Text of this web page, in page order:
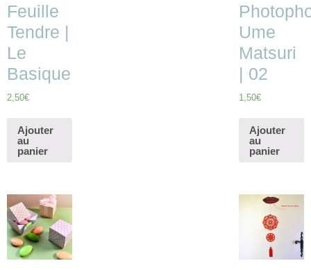
Feuille
Tendre |
Le
Basique
2,50€
Ajouter
au
panier
Ume
Matsuri
| 02
1,50€
Ajouter
au
panier